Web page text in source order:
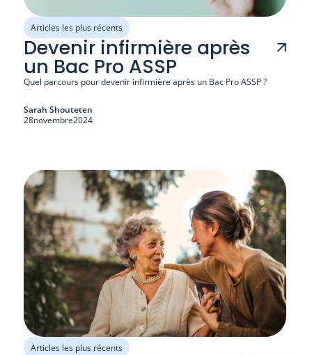
Articles les plus récents
Devenir infirmière après
un Bac Pro ASSP
Quel parcours pour devenir infirmière après un Bac Pro ASSP ?
Sarah Shouteten
28novembre2024
Articles les plus récents